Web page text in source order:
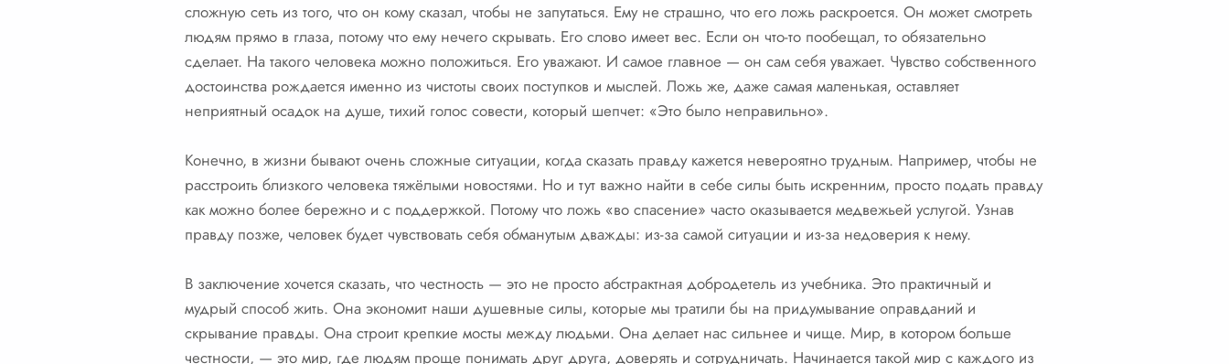
сложную сеть из того, что он кому сказал, чтобы не запутаться. Ему не страшно, что его ложь раскроется. Он может смотреть
людям прямо в глаза, потому что ему нечего скрывать. Его слово имеет вес. Если он что-то пообещал, то обязательно
сделает. На такого человека можно положиться. Его уважают. И самое главное — он сам себя уважает. Чувство собственного
достоинства рождается именно из чистоты своих поступков и мыслей. Ложь же, даже самая маленькая, оставляет
неприятный осадок на душе, тихий голос совести, который шепчет: «Это было неправильно».
Конечно, в жизни бывают очень сложные ситуации, когда сказать правду кажется невероятно трудным. Например, чтобы не
расстроить близкого человека тяжёлыми новостями. Но и тут важно найти в себе силы быть искренним, просто подать правду
как можно более бережно и с поддержкой. Потому что ложь «во спасение» часто оказывается медвежьей услугой. Узнав
правду позже, человек будет чувствовать себя обманутым дважды: из-за самой ситуации и из-за недоверия к нему.
В заключение хочется сказать, что честность — это не просто абстрактная добродетель из учебника. Это практичный и
мудрый способ жить. Она экономит наши душевные силы, которые мы тратили бы на придумывание оправданий и
скрывание правды. Она строит крепкие мосты между людьми. Она делает нас сильнее и чище. Мир, в котором больше
честности, — это мир, где людям проще понимать друг друга, доверять и сотрудничать. Начинается такой мир с каждого из